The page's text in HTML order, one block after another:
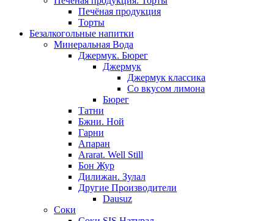
Печёная продукция
Торты
Безалкогольные напитки
Минеральная Вода
Джермук. Бюрег
Джермук
Джермук классика
Со вкусом лимона
Бюрег
Татни
Бжни. Ной
Гарни
Апаран
Ararat. Well Still
Бон Жур
Дилижан. Зулал
Другие Производители
Dausuz
Соки